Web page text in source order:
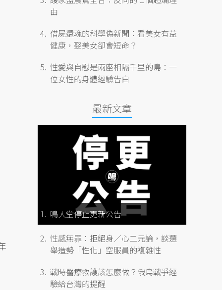
由
借屍還魂的科學偽新聞：看美女有益
健康，娶美女卻會短命？
性愛與自慰是兩座相隔千里的島：一
位女性的身體經驗告白
最新文章
鳴人堂停止更新公告
性感無罪：拒絕身／心二元論，談選
舉造勢「性化」空服員的複雜性
戰時醫療救護該怎麼做？俄烏戰爭經
驗給台灣的提醒